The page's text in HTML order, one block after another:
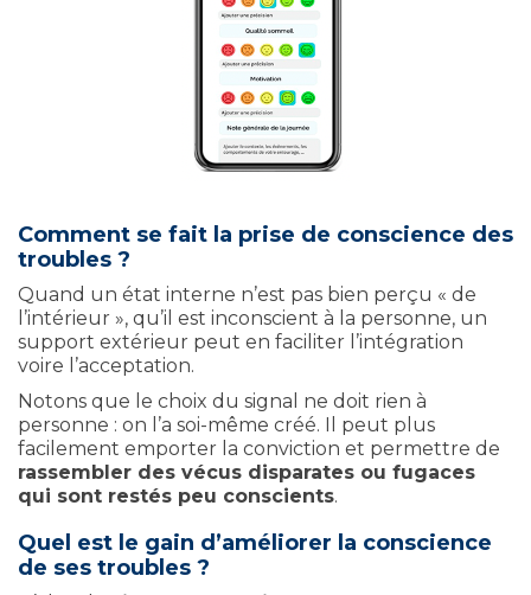
Comment se fait la prise de conscience des
troubles ?
Quand un état interne n’est pas bien perçu « de
l’intérieur », qu’il est inconscient à la personne, un
support extérieur peut en faciliter l’intégration
voire l’acceptation.
Notons que le choix du signal ne doit rien à
personne : on l’a soi-même créé. Il peut plus
facilement emporter la conviction et permettre de
rassembler des vécus disparates ou fugaces
qui sont restés peu conscients.
Quel est le gain d’améliorer la conscience
de ses troubles ?